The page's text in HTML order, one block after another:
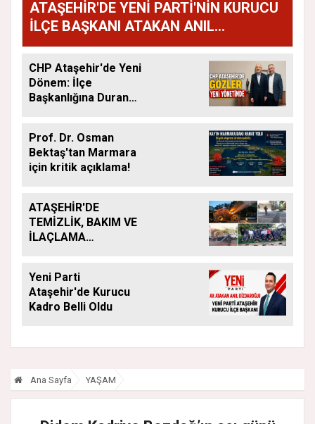
ATAŞEHİR'DE YENİ PARTİ'NİN KURUCU
İLÇE BAŞKANI ATAKAN ANIL
DİZDAROĞLU OLDU
CHP Ataşehir'de Yeni
Dönem: İlçe
Başkanlığına Duran
Prof. Dr. Osman
Bektaş'tan Marmara
için kritik açıklama!
ATAŞEHİR'DE
TEMİZLİK, BAKIM VE
İLAÇLAMA
Yeni Parti
Ataşehir'de Kurucu
Kadro Belli Oldu
Ana Sayfa YAŞAM